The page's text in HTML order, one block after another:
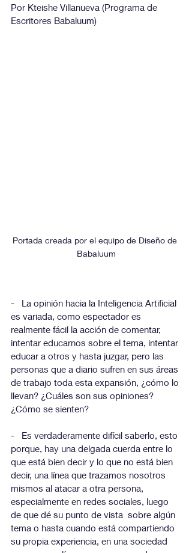
Por Kteishe Villanueva (Programa de
Escritores Babaluum)
Portada creada por el equipo de Diseño de
Babaluum
-   La opinión hacia la Inteligencia Artificial
es variada, como espectador es
realmente fácil la acción de comentar,
intentar educarnos sobre el tema, intentar
educar a otros y hasta juzgar, pero las
personas que a diario sufren en sus áreas
de trabajo toda esta expansión, ¿cómo lo
llevan? ¿Cuáles son sus opiniones?
¿Cómo se sienten?
-   Es verdaderamente difícil saberlo, esto
porque, hay una delgada cuerda entre lo
que está bien decir y lo que no está bien
decir, una línea que trazamos nosotros
mismos al atacar a otra persona,
especialmente en redes sociales, luego
de que dé su punto de vista  sobre algún
tema o hasta cuando está compartiendo
su propia experiencia, en una sociedad